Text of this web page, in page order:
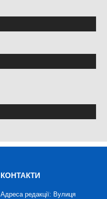
КОНТАКТИ
Адреса редакції: Вулиця